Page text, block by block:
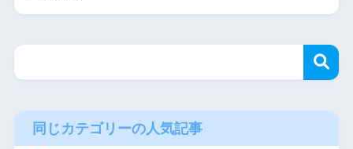
同じカテゴリーの人気記事